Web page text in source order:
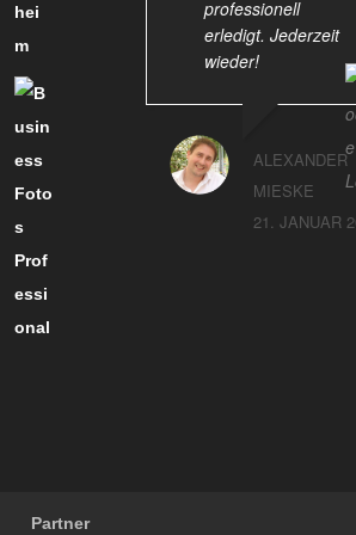
professionell
erledigt. Jederzeit
wieder!
ALEXANDER
MIESKE
21. JANUAR
Partner